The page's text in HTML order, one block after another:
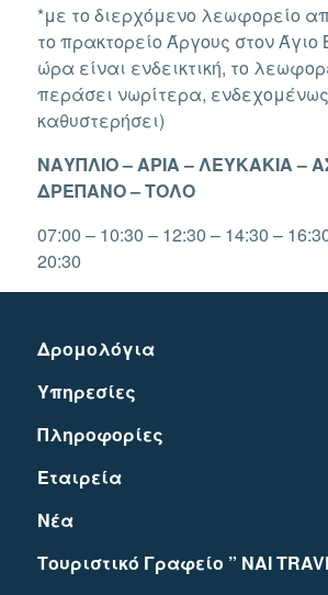
*με το διερχόμενο λεωφορείο
το πρακτορείο Άργους στον Άγιο
ώρα είναι ενδεικτική, το
περάσει νωρίτερα,
καθυστερήσει)
ΝΑΥΠΛΙΟ – ΑΡΙΑ – ΛΕΥΚΑΚΙΑ –
ΔΡΕΠΑΝΟ – ΤΟΛΟ
07:00 – 10:30 – 12:30 – 14:30 –
20:30
Δρομολόγια
Υπηρεσίες
Πληροφορίες
Εταιρεία
Νέα
Τουριστικό Γραφείο ” NAI